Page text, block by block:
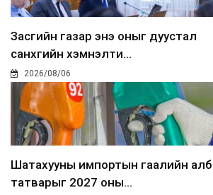
Засгийн газар энэ оныг дуустал
санхүүгийн хэмнэлти...
2026/08/06
Шатахууны импортын гаалийн
татварыг 2027 оны...